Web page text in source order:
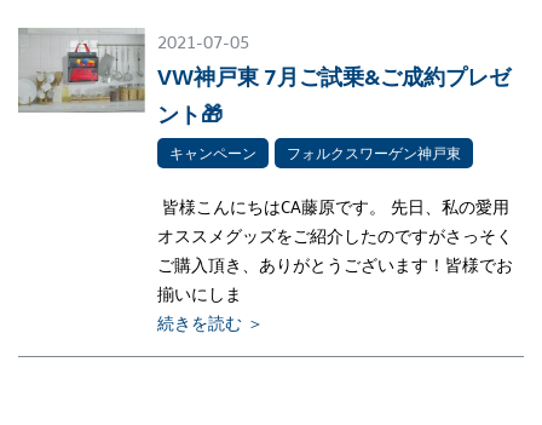
2021-07-05
VW神戸東 7月ご試乗&ご成約プレゼ
ント🎁
キャンペーン フォルクスワーゲン神戸東
皆様こんにちはCA藤原です。 先日、私の愛用
オススメグッズをご紹介したのですがさっそく
ご購入頂き、ありがとうございます！皆様でお
揃いにしま
続きを読む ＞